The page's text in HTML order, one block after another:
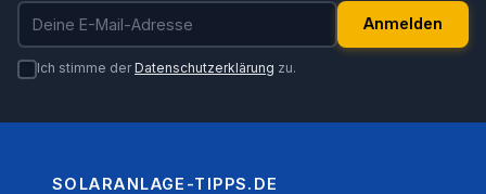
E-Mail-Adresse
Anmelden
Ich stimme derDatenschutzerklärung zu.
SOLARANLAGE-TIPPS.DE